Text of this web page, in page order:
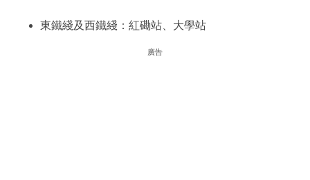
東鐵綫及西鐵綫：紅磡站、大學站
廣告